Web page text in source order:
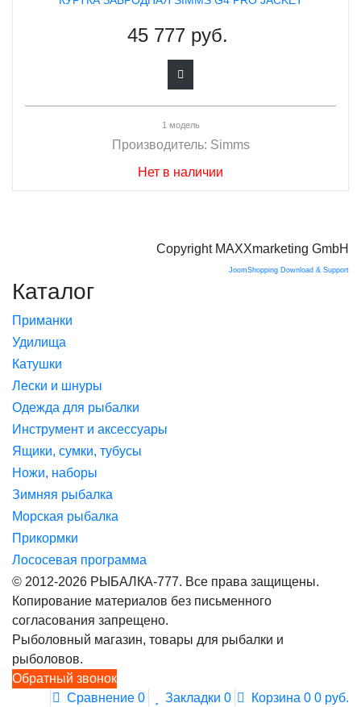
45 777 руб.
1 модель
Производитель: Simms
Нет в наличии
Copyright MAXXmarketing GmbH
JoomShopping Download & Support
Каталог
Приманки
Удилища
Катушки
Лески и шнуры
Одежда для рыбалки
Инструмент и аксессуары
Ящики, сумки, тубусы
Ножи, наборы
Зимняя рыбалка
Морская рыбалка
Прикормки
Лососевая программа
© 2012-2026 РЫБАЛКА-777. Все права защищены.
Копирование материалов без письменного
согласования запрещено.
Рыболовный магазин, товары для рыбалки и
рыболовов.
Обратный звонок
Сравнение 0 Закладки 0 Корзина 0 0 руб.